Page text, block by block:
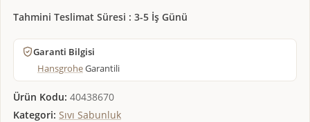
Tahmini Teslimat Süresi : 3-5 İş Günü
Garanti Bilgisi
HansgroheGarantili
Ürün Kodu: 40438670
Kategori: Sıvı Sabunluk